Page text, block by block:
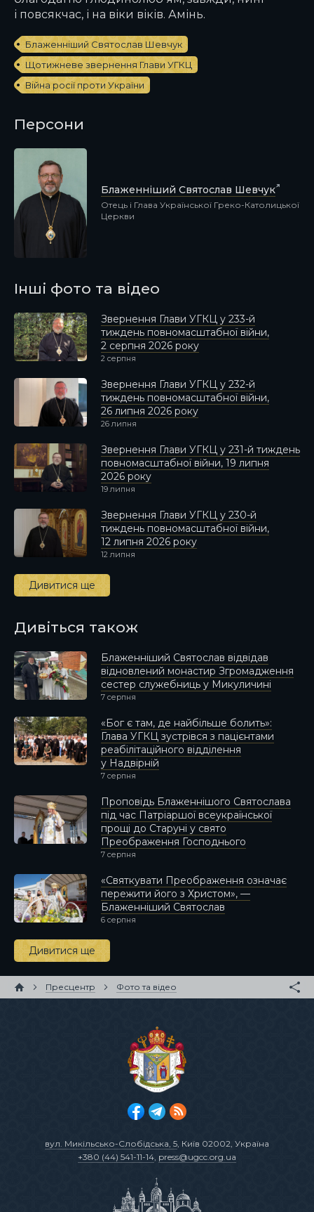
і повсякчас, і на віки віків. Амінь.
Блаженніший Святослав Шевчук
Щотижневе звернення Глави УГКЦ
Війна росії проти України
Персони
Блаженніший Святослав Шевчук
Отець і Глава Української Греко-Католицької
Церкви
Інші фото та відео
Звернення Глави УГКЦ у 233-й
тиждень повномасштабної війни,
2 серпня 2026 року
2 серпня
Звернення Глави УГКЦ у 232-й
тиждень повномасштабної війни,
26 липня 2026 року
26 липня
Звернення Глави УГКЦ у 231-й тиждень
повномасштабної війни, 19 липня
2026 року
19 липня
Звернення Глави УГКЦ у 230-й
тиждень повномасштабної війни,
12 липня 2026 року
12 липня
Дивитися ще
Дивіться також
Блаженніший Святослав відвідав
відновлений монастир Згромадження
сестер служебниць у Микуличині
7 серпня
«Бог є там, де найбільше болить»:
Глава УГКЦ зустрівся з пацієнтами
реабілітаційного відділення
у Надвірній
7 серпня
Проповідь Блаженнішого Святослава
під час Патріаршої всеукраїнської
прощі до Старуні у свято
Преображення Господнього
7 серпня
«Святкувати Преображення означає
пережити його з Христом», —
Блаженніший Святослав
6 серпня
Дивитися ще
Пресцентр Фото та відео
вул. Микільсько-Слобідська, 5, Київ 02002, Україна
+380 (44) 541-11-14, press@ugcc.org.ua